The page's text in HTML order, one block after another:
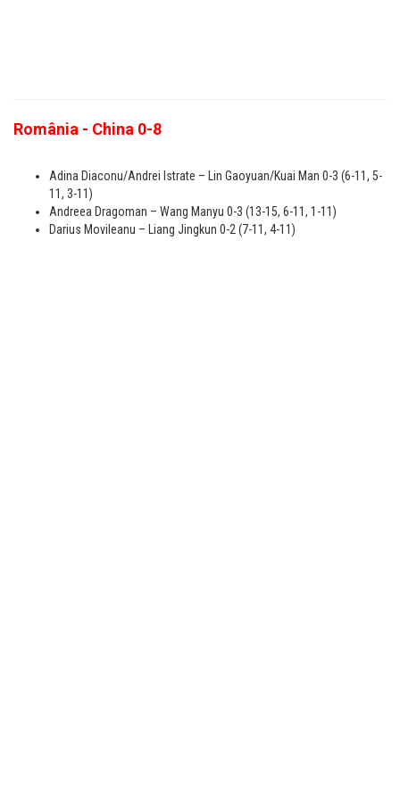
România - China 0-8
Adina Diaconu/Andrei Istrate – Lin Gaoyuan/Kuai Man 0-3 (6-11, 5-
11, 3-11)
Andreea Dragoman – Wang Manyu 0-3 (13-15, 6-11, 1-11)
Darius Movileanu – Liang Jingkun 0-2 (7-11, 4-11)